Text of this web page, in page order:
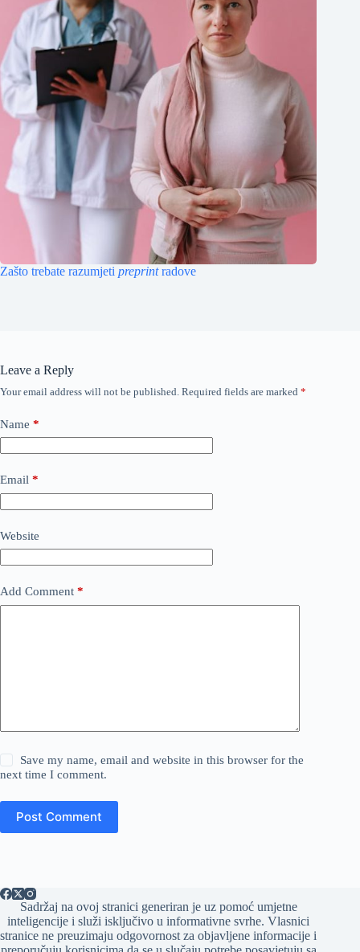
Zašto trebate razumjeti preprintradove
Leave a Reply
Your email address will not be published. Required fields are marked *
Name *
Email *
Website
Add Comment *
Save my name, email and website in this browser for the
next time I comment.
Post Comment
Sadržaj na ovoj stranici generiran je uz pomoć umjetne
inteligencije i služi isključivo u informativne svrhe. Vlasnici
stranice ne preuzimaju odgovornost za objavljene informacije i